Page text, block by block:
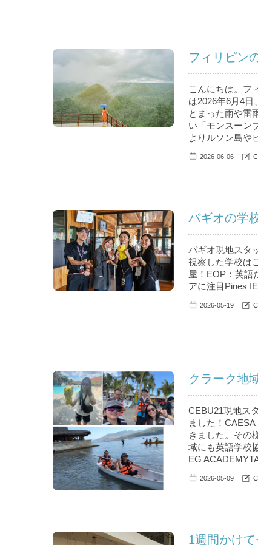
フィリピン
こんにちは。フ
は2026年6月4日
とまった雨や雷
い「モンスーン
よりルソン島や
2026-06-06
バギオの学
バギオ現地スタ
視察した学校は
屋！EOP：英語
アに注目Pines
2026-05-19
クラーク地
CEBU21現地ス
ました！
きました。その
域にも英語学校
EG
2026-05-09
1週間かけて